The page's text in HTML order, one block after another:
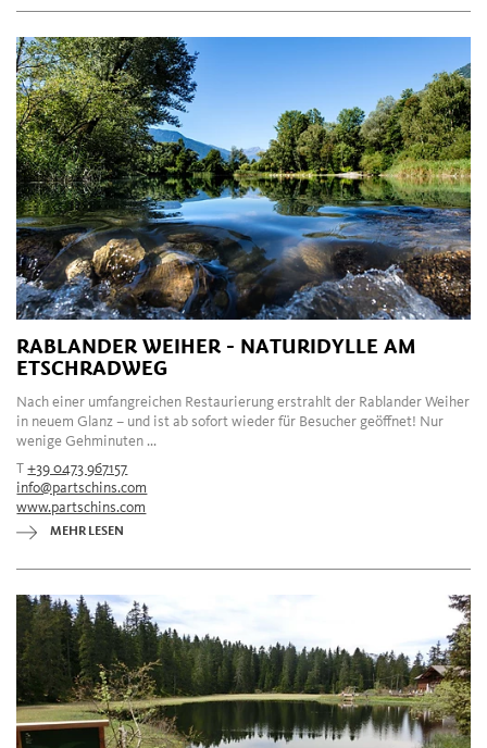
RABLANDER WEIHER - NATURIDYLLE AM
ETSCHRADWEG
Nach einer umfangreichen Restaurierung erstrahlt der Rablander Weiher
in neuem Glanz – und ist ab sofort wieder für Besucher geöffnet! Nur
wenige Gehminuten ...
T+39 0473 967157
info@partschins.com
www.partschins.com
MEHR LESEN